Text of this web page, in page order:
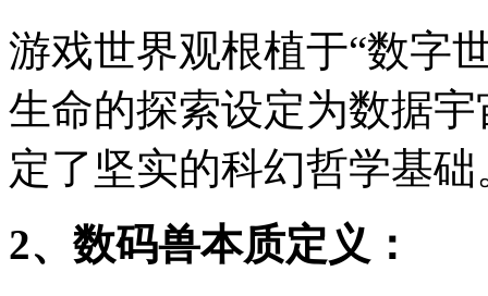
游戏世界观根植于“数字
生命的探索设定为数据
定了坚实的科幻哲学基础
2、数码兽本质定义：